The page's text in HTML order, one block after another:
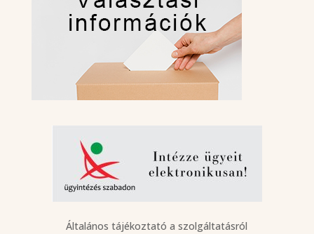
Általános tájékoztató a szolgáltatásról